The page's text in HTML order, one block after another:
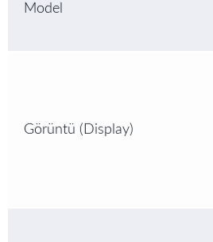
Model
Görüntü (Display)